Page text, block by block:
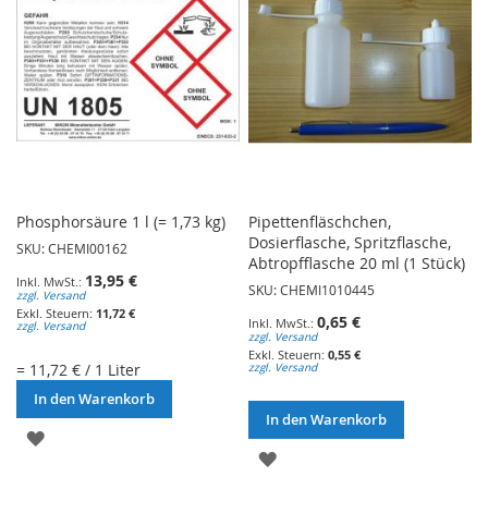
Phosphorsäure 1 l (= 1,73 kg)
SKU: CHEMI00162
13,95 €
zzgl. Versand
11,72 €
zzgl. Versand
= 11,72 € / 1 Liter
In den Warenkorb
ZUR
Pipettenfläschchen,
Dosierflasche, Spritzflasche,
Abtropfflasche 20 ml (1 Stück)
SKU: CHEMI1010445
0,65 €
zzgl. Versand
0,55 €
zzgl. Versand
In den Warenkorb
ZUR